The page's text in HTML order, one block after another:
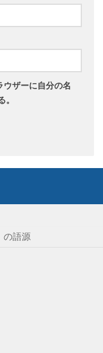
ザーに自分の名
語源